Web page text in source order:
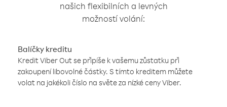
našich flexibilních a levných
možností volání:
Balíčky kreditu
Kredit Viber Out se připíše k vašemu zůstatku při
zakoupení libovolné částky. S tímto kreditem můžete
volat na jakékoli číslo na světe za nízké ceny Viber.